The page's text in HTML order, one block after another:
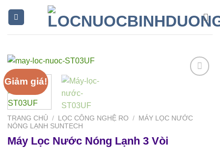
Giảm giá!
TRANG CHỦ / LỌC CÔNG NGHỆ RO /
MÁY LỌC NƯỚC
NÓNG LẠNH SUNTECH
Máy Lọc Nước Nóng Lạnh 3 Vòi